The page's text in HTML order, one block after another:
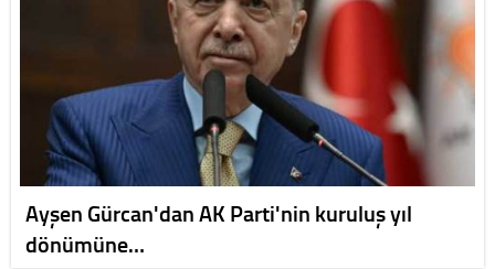
Ayşen Gürcan'dan AK Parti'nin kuruluş yıl
dönümüne…